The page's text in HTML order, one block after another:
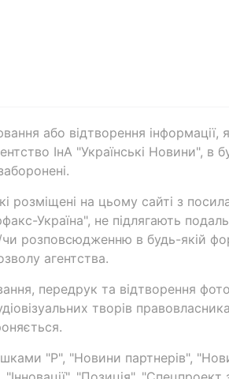
або відтворення інформації,
ІнА "Українські Новини", в
розміщені на цьому сайті з
Україна", не підлягають
розповсюдженню в будь-якій
агентства.
передрук та відтворення
творів
"Р", "Новини партнерів",